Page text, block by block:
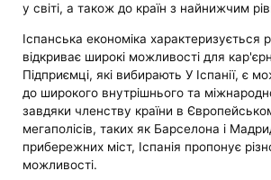
у світі, а також до країн з найнижчим
Іспанська економіка характеризується
відкриває широкі можливості для
Підприємці, які вибирають У Іспанії, є
до широкого внутрішнього та
завдяки членству країни в
мегаполісів, таких як Барселона і
прибережних міст, Іспанія пропонує
можливості.